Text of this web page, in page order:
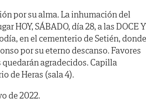
por su alma. La inhumación del
HOY, SÁBADO, día 28, a las DOCE Y
en el cementerio de Setién, donde
por su eterno descanso. Favores
quedarán agradecidos. Capilla
de Heras (sala 4).
de 2022.